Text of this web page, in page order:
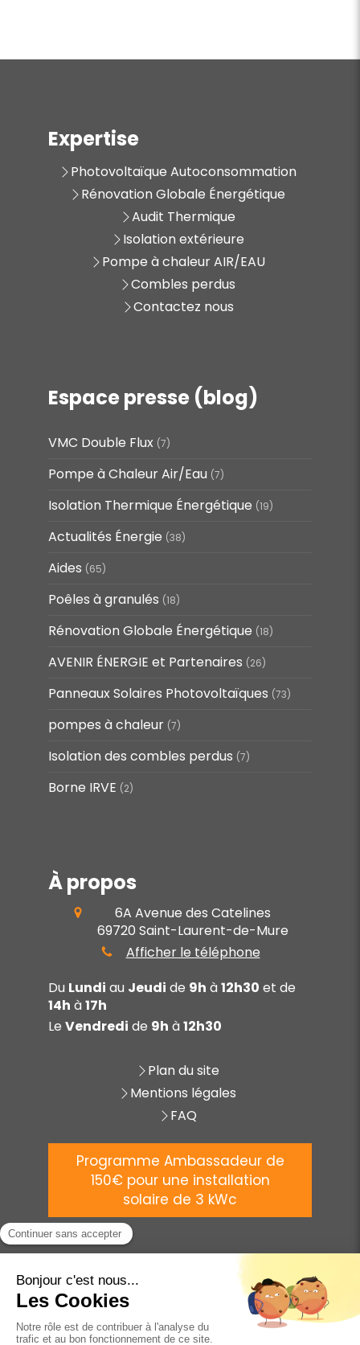
Expertise
Photovoltaïque Autoconsommation
Rénovation Globale Énergétique
Audit Thermique
Isolation extérieure
Pompe à chaleur AIR/EAU
Combles perdus
Contactez nous
Espace presse (blog)
VMC Double Flux (7)
Pompe à Chaleur Air/Eau (7)
Isolation Thermique Énergétique (19)
Actualités Énergie (38)
Aides (65)
Poêles à granulés (18)
Rénovation Globale Énergétique (18)
AVENIR ÉNERGIE et Partenaires (26)
Panneaux Solaires Photovoltaïques (73)
pompes à chaleur (7)
Isolation des combles perdus (7)
Borne IRVE (2)
À propos
6A Avenue des Catelines
69720 Saint-Laurent-de-Mure
Afficher le téléphone
Du Lundi au Jeudi de 9h à12h30 et de
14h à17h
Le Vendredi de 9h à12h30
Plan du site
Mentions légales
FAQ
Programme Ambassadeur de
150€ pour une installation
solaire de 3 kWc
©2025 AVENIR ÉNERGIE